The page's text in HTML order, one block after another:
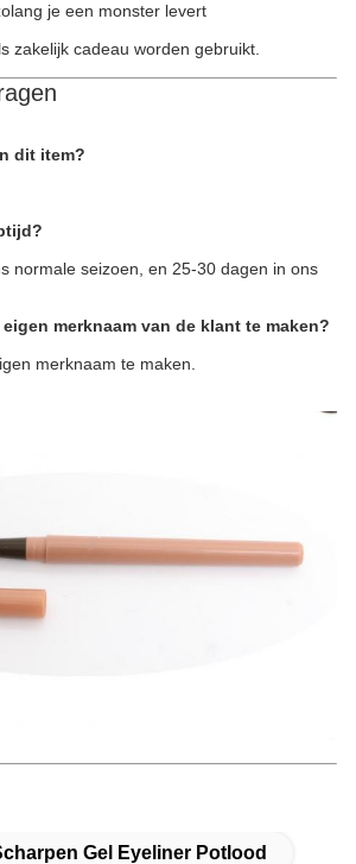
je een monster levert
zakelijk cadeau worden gebruikt.
dit item?
normale seizoen, en 25-30 dagen in ons
merknaam van de klant te maken?
merknaam te maken.
Gel Eyeliner Potlood